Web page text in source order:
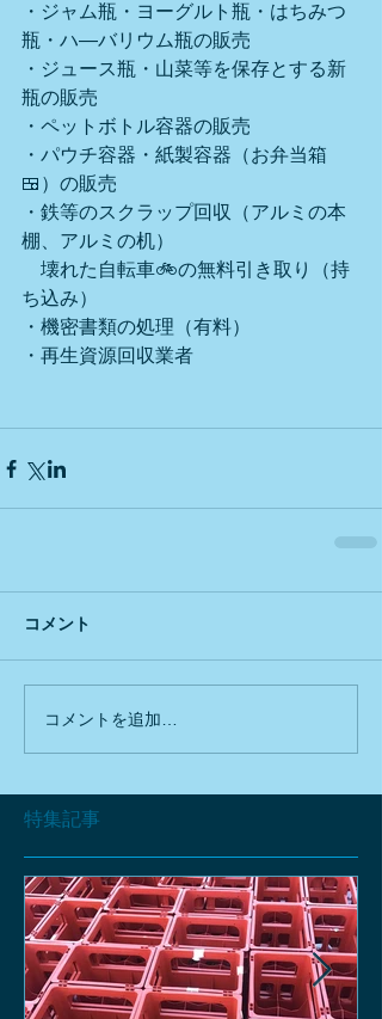
特集記事
・ジャム瓶・ヨーグルト瓶・はちみつ
瓶・ハ―バリウム瓶の販売
・ジュース瓶・山菜等を保存とする新
瓶の販売
・ペットボトル容器の販売
・パウチ容器・紙製容器（お弁当箱
🍱）の販売
・鉄等のスクラップ回収（アルミの本
棚、アルミの机）
壊れた自転車🚲の無料引き取り（持
ち込み）
・機密書類の処理（有料）
・再生資源回収業者
コメント
コメントを追加…